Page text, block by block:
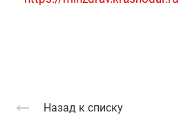
Назад к списку